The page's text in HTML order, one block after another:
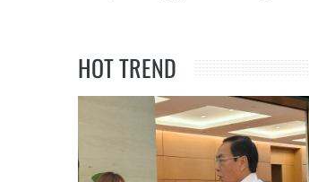
HOT TREND